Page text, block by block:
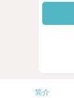
简介